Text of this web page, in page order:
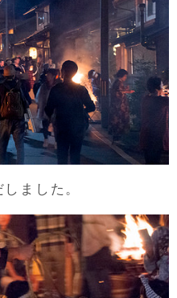
ました。